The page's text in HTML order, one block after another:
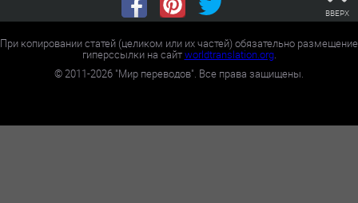
ВВЕРХ
При копировании статей (целиком или их частей) обязательно размещение
гиперссылки на сайтworldtranslation.org.
©2011-2026 "Мир переводов". Все права защищены.